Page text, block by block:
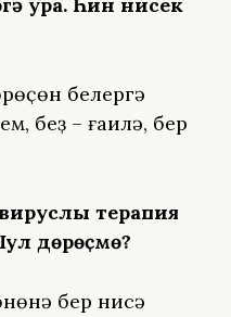
белергә
беҙ – ғаилә, бер
терапия
дөрөҫмө?
бер нисә